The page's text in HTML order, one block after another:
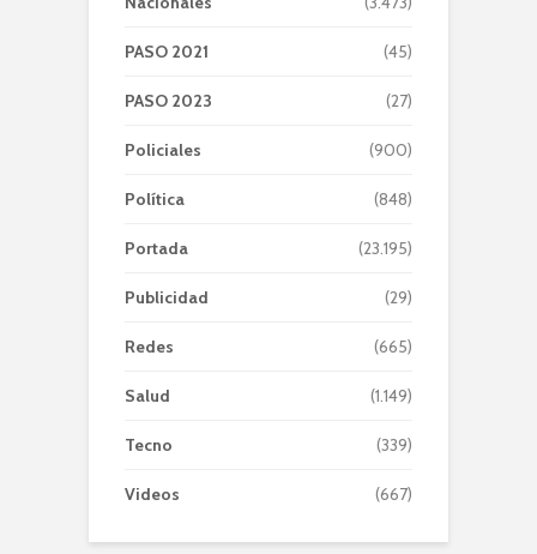
PASO 2021 (45)
PASO 2023 (27)
Policiales (900)
Política (848)
Portada (23.195)
Publicidad (29)
Redes (665)
Salud (1.149)
Tecno (339)
Videos (667)